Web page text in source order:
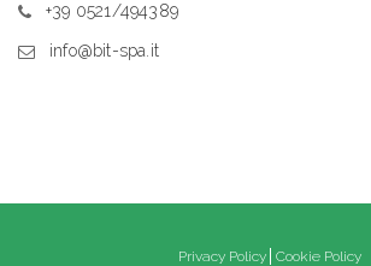
+39 0521/494389
info@bit-spa.it
Privacy Policy Cookie Policy